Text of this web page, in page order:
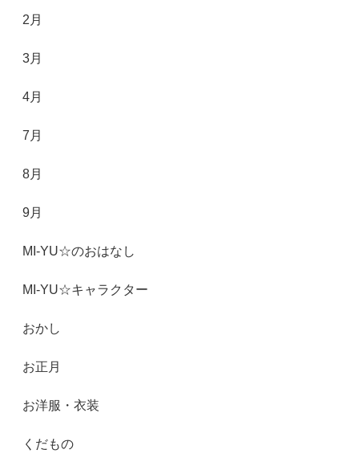
2月
3月
4月
7月
8月
9月
MI-YU☆のおはなし
MI-YU☆キャラクター
おかし
お正月
お洋服・衣装
くだもの